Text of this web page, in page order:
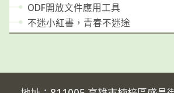
ODF開放文件應用工具
不迷小紅書，青春不迷途